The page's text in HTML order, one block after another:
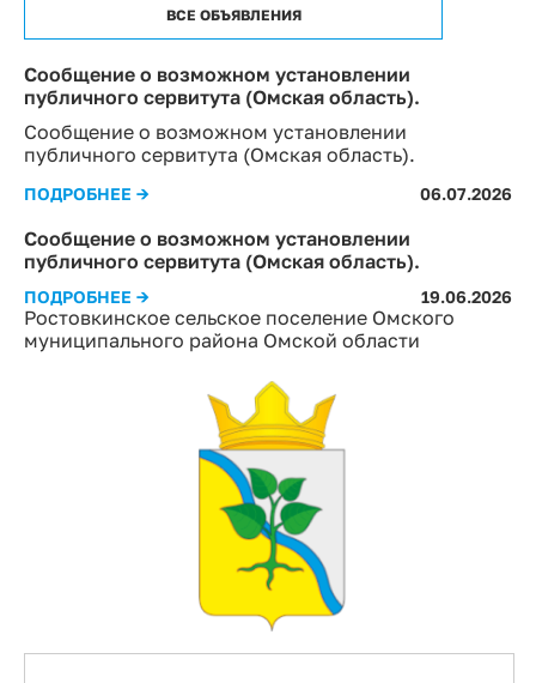
Ростовкинское сельское поселение Омского
муниципального района Омской области
ВСЕ ОБЪЯВЛЕНИЯ
Сообщение о возможном установлении
публичного сервитута (Омская область).
Сообщение о возможном установлении
публичного сервитута (Омская область).
ПОДРОБНЕЕ → 06.07.2026
Сообщение о возможном установлении
публичного сервитута (Омская область).
ПОДРОБНЕЕ → 19.06.2026